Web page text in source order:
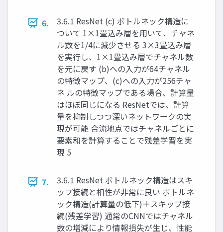
6.
3.6.1 ResNet (c) ボトルネック構造に
ついて 1×1畳込み層を用いて、チャネ
ル数を1/4に減少させる 3×3畳込み層
を実行し、1×1畳込み層でチャネル数
を元に戻す (b)への入力が64チャネル
の特徴マップ、(c)への入力が256チャ
ネ ルの特徴マップである場合、計算量
はほぼ同じになる ResNetでは、計算
量を抑制しつつ深いネットワークの実
現が可能 合流地点ではチャネルごとに
要素和を計算することで残差学習を実
現 5
7.
3.6.1 ResNet ボトルネック構造はスキ
ップ接続と相性が非常に良い ボトルネ
ック構造(計算量の低下)＋スキップ接
続(残差学習) 通常のCNNではチャネル
数の増減により情報損失が生じ、性能